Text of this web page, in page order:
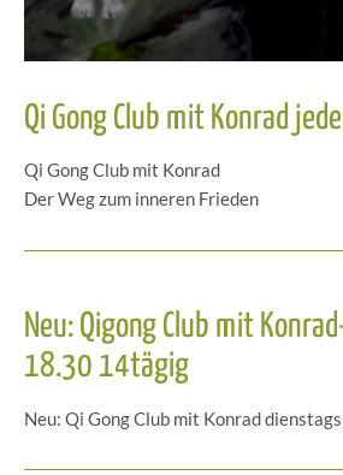
Qi Gong Club mit Konrad
Qi Gong Club mit Konrad
Der Weg zum inneren Frieden
Neu: Qigong Club mit
18.30 14tägig
Neu: Qi Gong Club mit Konrad